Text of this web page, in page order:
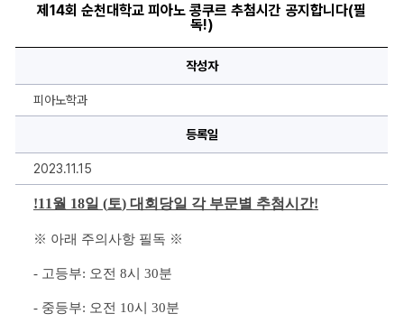
천
교
첨
제14회 순천대학교 피아노 콩쿠르 추첨시간 공지합니다(필
독!)
작성자
피아노학과
등록일
2023.11.15
!11월 18일 (토) 대회당일 각 부문별 추첨시간!
※ 아래 주의사항 필독 ※
- 고등부: 오전 8시 30분
- 중등부: 오전 10시 30분